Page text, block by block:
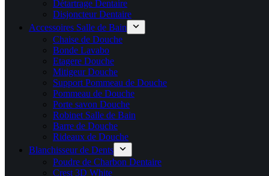
Détartrage Dentaire
Disjoncteur Dentaire
Accessoires Salle de Bain
Chaise de Douche
Bonde Lavabo
Etagere Douche
Mitigeur Douche
Support Pommeau de Douche
Pommeau de Douche
Porte savon Douche
Robinet Salle de Bain
Barre de Douche
Rideaux de Douche
Blanchisseur de Dents
Poudre de Charbon Dentaire
Crest 3D White